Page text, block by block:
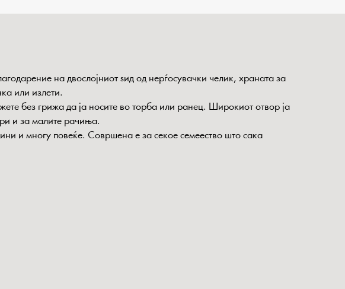
на двослојниот ѕид од нерѓосувачки челик, храната за
или излети.
без грижа да ја носите во торба или ранец. Широкиот отвор ја
и за малите рачиња.
и многу повеќе. Совршена е за секое семеество што сака